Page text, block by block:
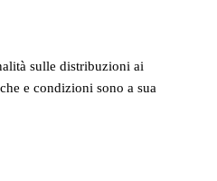
sulle distribuzioni ai
e condizioni sono a sua